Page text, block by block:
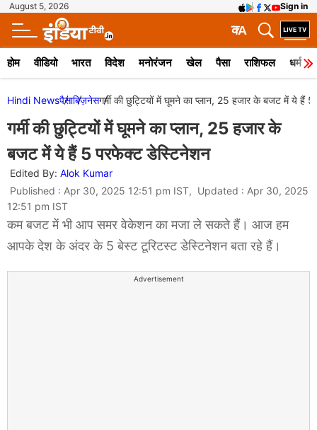
August 5, 2026 Sign in
A
क
होम वीडियो भारत विदेश मनोरंजन खेल पैसा राशिफल धर्म
Hindi Newsपैसाबिज़नेसगर्मी की छुट्टियों में घूमने का प्लान, 25 हजार के बजट में ये हैं
गर्मी की छुट्टियों में घूमने का प्लान, 25 हजार के
बजट में ये हैं 5 परफेक्ट डेस्टिनेशन
Edited By: Alok Kumar
Published : Apr 30, 2025 12:51 pm IST, Updated : Apr 30, 2025
12:51 pm IST
कम बजट में भी आप समर वेकेशन का मजा ले सकते हैं। आज हम
आपके देश के अंदर के 5 बेस्ट टूरिटस्ट डेस्टिनेशन बता रहे हैं।
Advertisement